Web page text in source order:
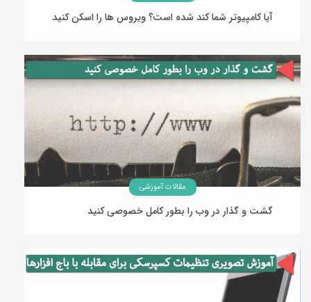
آیا کامپیوتر شما کند شده است؟ ویروس ها را اسکن کنید
28 اردیبهشت 1395
مقالات آموزشی
گشت و گذار در وب را بطور کامل خصوصی کنید